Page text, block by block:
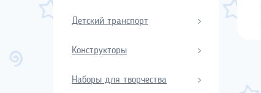
Детский транспорт
Конструкторы
Наборы для творчества